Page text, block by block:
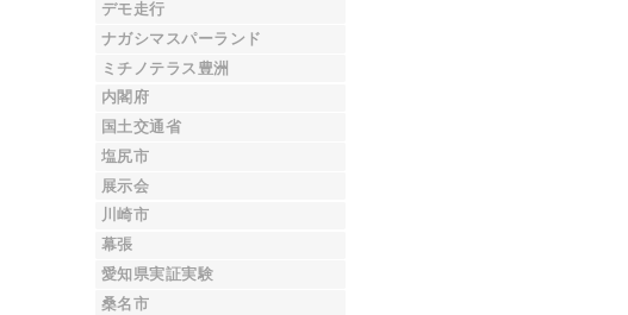
デモ走行
ナガシマスパーランド
ミチノテラス豊洲
内閣府
国土交通省
塩尻市
展示会
川崎市
幕張
愛知県実証実験
桑名市